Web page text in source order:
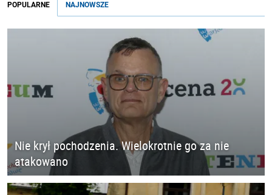
POPULARNE NAJNOWSZE
Nie krył pochodzenia. Wielokrotnie go za nie
atakowano